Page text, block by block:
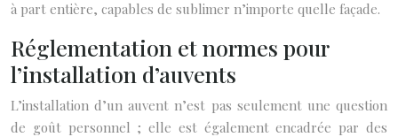
à part entière, capables de sublimer n’importe quelle façade.
Réglementation et normes pour
l’installation d’auvents
L’installation d’un auvent n’est pas seulement une question
de goût personnel ; elle est également encadrée par des